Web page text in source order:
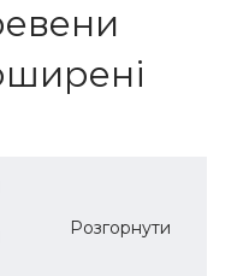
Розгорнути